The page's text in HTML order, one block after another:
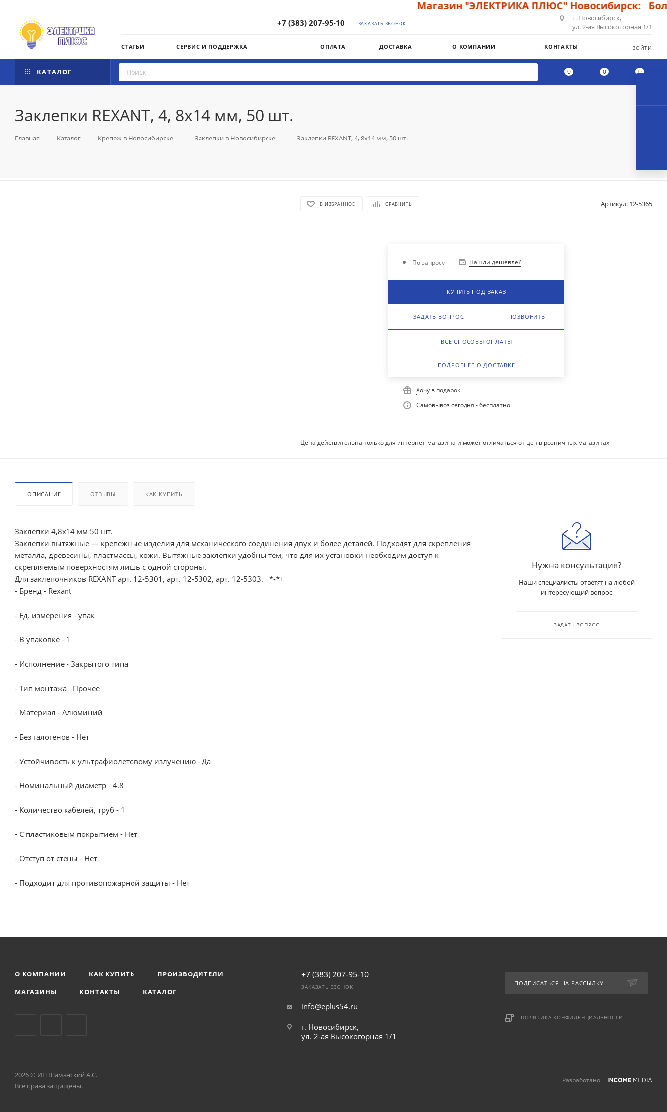
Магазин "ЭЛЕКТРИКА ПЛЮС" Новосибирск:
+7 (383) 207-95-10 ЗАКАЗАТЬ ЗВОНОК
г. Новосибирск,
ул. 2-ая Высокогорная 1/1
СТАТЬИ СЕРВИС И ПОДДЕРЖКА ОПЛАТА ДОСТАВКА О КОМПАНИИ КОНТАКТЫ ВОЙТИ
КАТАЛОГ 0 0 0
Заклепки REXANT, 4, 8x14 мм, 50 шт.
Главная — Каталог — Крепеж в Новосибирске — Заклепки в Новосибирске — Заклепки REXANT, 4, 8x14 мм, 50 шт.
В ИЗБРАННОЕ СРАВНИТЬ Артикул: 12-5365
По запросу Нашли дешевле?
КУПИТЬ ПОД ЗАКАЗ
ЗАДАТЬ ВОПРОС ПОЗВОНИТЬ
ВСЕ СПОСОБЫ ОПЛАТЫ
ПОДРОБНЕЕ О ДОСТАВКЕ
Хочу в подарок
Самовывоз сегодня - бесплатно
Цена действительна только для интернет-магазина и может отличаться от цен в розничных магазинах
ОПИСАНИЕ ОТЗЫВЫ КАК КУПИТЬ
Заклепки 4,8x14 мм 50 шт.
Заклепки вытяжные — крепежные изделия для механического соединения двух и более деталей. Подходят для скрепления
металла, древесины, пластмассы, кожи. Вытяжные заклепки удобны тем, что для их установки необходим доступ к
скрепляемым поверхностям лишь с одной стороны.
Для заклепочников REXANT арт. 12-5301, арт. 12-5302, арт. 12-5303. +*-*+
- Бренд - Rexant
- Ед. измерения - упак
- В упаковке - 1
- Исполнение - Закрытого типа
- Тип монтажа - Прочее
- Материал - Алюминий
- Без галогенов - Нет
- Устойчивость к ультрафиолетовому излучению - Да
- Номинальный диаметр - 4.8
- Количество кабелей, труб - 1
- С пластиковым покрытием - Нет
- Отступ от стены - Нет
- Подходит для противопожарной защиты - Нет
Нужна консультация?
Наши специалисты ответят на любой
интересующий вопрос
ЗАДАТЬ ВОПРОС
О КОМПАНИИ КАК КУПИТЬ
ПРОИЗВОДИТЕЛИ
МАГАЗИНЫ
КОНТАКТЫ КАТАЛОГ
+7 (383) 207-95-10
ЗАКАЗАТЬ ЗВОНОК
info@eplus54.ru
г. Новосибирск,
ул. 2-ая Высокогорная 1/1
ПОДПИСАТЬСЯ НА РАССЫЛКУ
ПОЛИТИКА КОНФИДЕНЦИАЛЬНОСТИ
2026 © ИП Шаманский А.С.
Все права защищены.
Разработано